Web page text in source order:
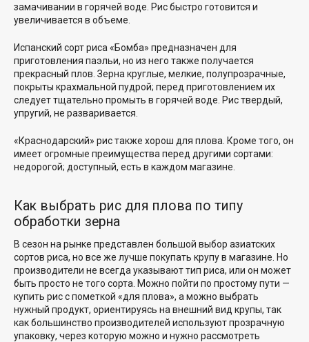
замачивании в горячей воде. Рис быстро готовится и
увеличивается в объеме.
Испанский сорт риса «Бомба» предназначен для
приготовления паэльи, но из него также получается
прекрасный плов. Зерна круглые, мелкие, полупрозрачные,
покрыты крахмальной пудрой; перед приготовлением их
следует тщательно промыть в горячей воде. Рис твердый,
упругий, не разваривается.
«Краснодарский» рис также хорош для плова. Кроме того, он
имеет огромные преимущества перед другими сортами:
недорогой; доступный, есть в каждом магазине.
Как выбрать рис для плова по типу
обработки зерна
В сезон на рынке представлен большой выбор азиатских
сортов риса, но все же лучше покупать крупу в магазине. Но
производители не всегда указывают тип риса, или он может
быть просто не того сорта. Можно пойти по простому пути —
купить рис с пометкой «для плова», а можно выбрать
нужный продукт, ориентируясь на внешний вид крупы, так
как большинство производителей используют прозрачную
упаковку, через которую можно и нужно рассмотреть